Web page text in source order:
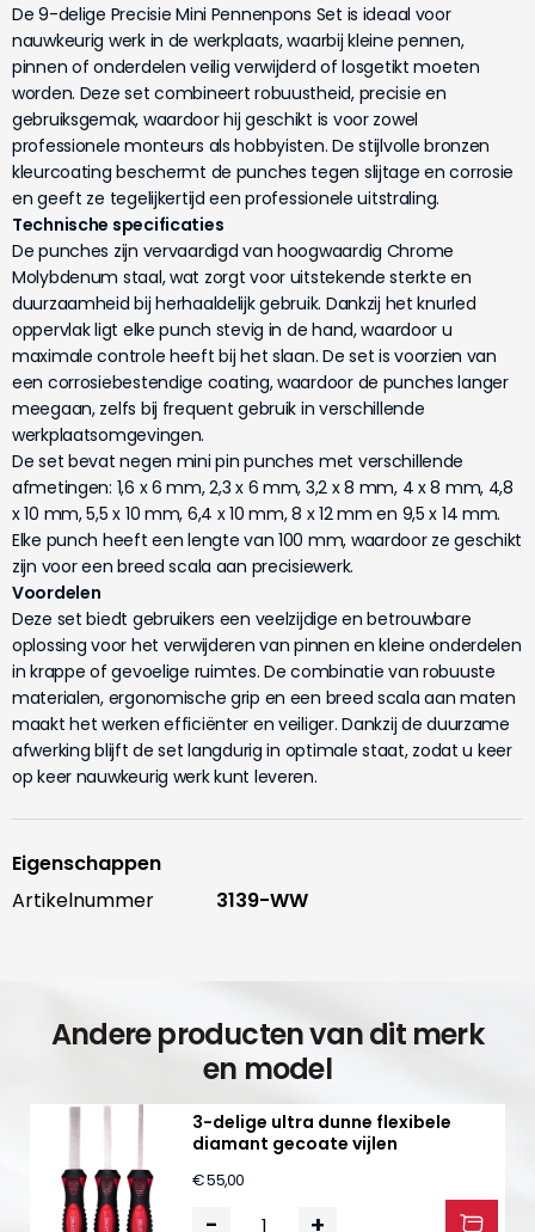
De 9-delige Precisie Mini Pennenpons Set is ideaal voor
nauwkeurig werk in de werkplaats, waarbij kleine pennen,
pinnen of onderdelen veilig verwijderd of losgetikt moeten
worden. Deze set combineert robuustheid, precisie en
gebruiksgemak, waardoor hij geschikt is voor zowel
professionele monteurs als hobbyisten. De stijlvolle bronzen
kleurcoating beschermt de punches tegen slijtage en corrosie
en geeft ze tegelijkertijd een professionele uitstraling.
Technische specificaties
De punches zijn vervaardigd van hoogwaardig Chrome
Molybdenum staal, wat zorgt voor uitstekende sterkte en
duurzaamheid bij herhaaldelijk gebruik. Dankzij het knurled
oppervlak ligt elke punch stevig in de hand, waardoor u
maximale controle heeft bij het slaan. De set is voorzien van
een corrosiebestendige coating, waardoor de punches langer
meegaan, zelfs bij frequent gebruik in verschillende
werkplaatsomgevingen.
De set bevat negen mini pin punches met verschillende
afmetingen: 1,6 x 6 mm, 2,3 x 6 mm, 3,2 x 8 mm, 4 x 8 mm, 4,8
x 10 mm, 5,5 x 10 mm, 6,4 x 10 mm, 8 x 12 mm en 9,5 x 14 mm.
Elke punch heeft een lengte van 100 mm, waardoor ze geschikt
zijn voor een breed scala aan precisiewerk.
Voordelen
Deze set biedt gebruikers een veelzijdige en betrouwbare
oplossing voor het verwijderen van pinnen en kleine onderdelen
in krappe of gevoelige ruimtes. De combinatie van robuuste
materialen, ergonomische grip en een breed scala aan maten
maakt het werken efficiënter en veiliger. Dankzij de duurzame
afwerking blijft de set langdurig in optimale staat, zodat u keer
op keer nauwkeurig werk kunt leveren.
Eigenschappen
Artikelnummer
3139-WW
Andere producten van dit merk
en model
3-delige ultra dunne flexibele
diamant gecoate vijlen
€ 55,00
- +